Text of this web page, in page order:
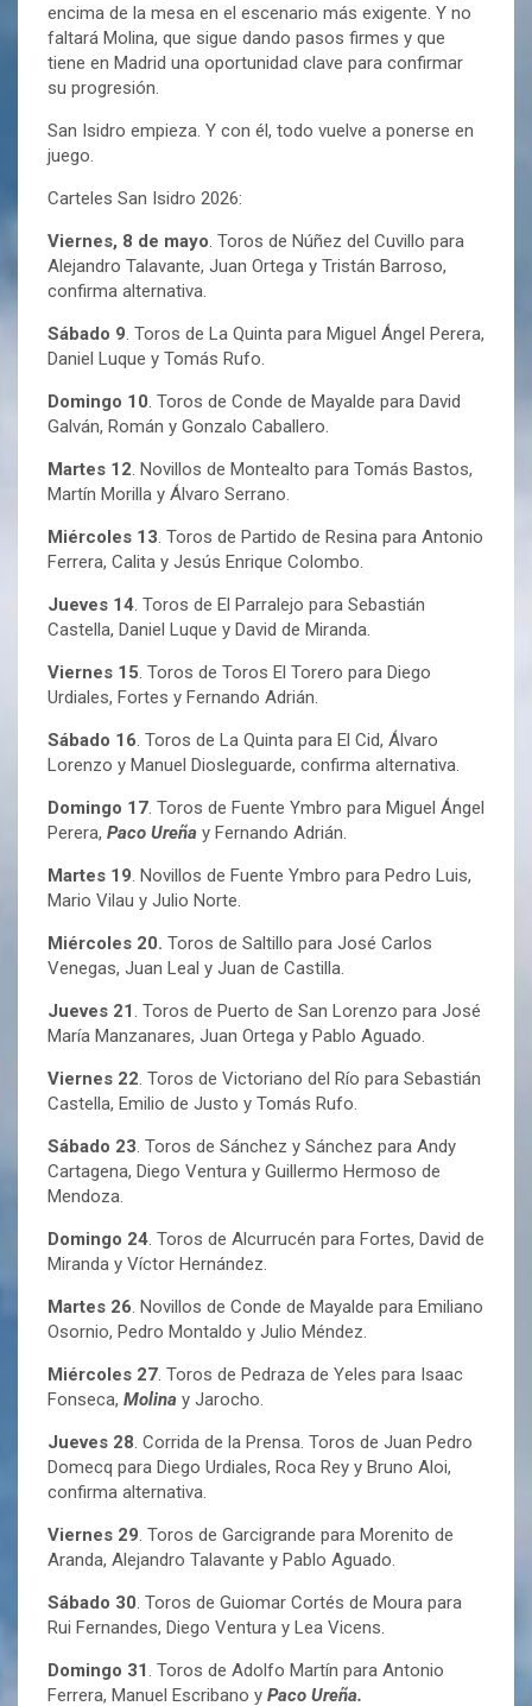
encima de la mesa en el escenario más exigente. Y no
faltará Molina, que sigue dando pasos firmes y que
tiene en Madrid una oportunidad clave para confirmar
su progresión.
San Isidro empieza. Y con él, todo vuelve a ponerse en
juego.
Carteles San Isidro 2026:
Viernes, 8 de mayo. Toros de Núñez del Cuvillo para
Alejandro Talavante, Juan Ortega y Tristán Barroso,
confirma alternativa.
Sábado 9. Toros de La Quinta para Miguel Ángel Perera,
Daniel Luque y Tomás Rufo.
Domingo 10. Toros de Conde de Mayalde para David
Galván, Román y Gonzalo Caballero.
Martes 12. Novillos de Montealto para Tomás Bastos,
Martín Morilla y Álvaro Serrano.
Miércoles 13. Toros de Partido de Resina para Antonio
Ferrera, Calita y Jesús Enrique Colombo.
Jueves 14. Toros de El Parralejo para Sebastián
Castella, Daniel Luque y David de Miranda.
Viernes 15. Toros de Toros El Torero para Diego
Urdiales, Fortes y Fernando Adrián.
Sábado 16. Toros de La Quinta para El Cid, Álvaro
Lorenzo y Manuel Diosleguarde, confirma alternativa.
Domingo 17. Toros de Fuente Ymbro para Miguel Ángel
Perera, Paco Ureña y Fernando Adrián.
Martes 19. Novillos de Fuente Ymbro para Pedro Luis,
Mario Vilau y Julio Norte.
Miércoles 20. Toros de Saltillo para José Carlos
Venegas, Juan Leal y Juan de Castilla.
Jueves 21. Toros de Puerto de San Lorenzo para José
María Manzanares, Juan Ortega y Pablo Aguado.
Viernes 22. Toros de Victoriano del Río para Sebastián
Castella, Emilio de Justo y Tomás Rufo.
Sábado 23. Toros de Sánchez y Sánchez para Andy
Cartagena, Diego Ventura y Guillermo Hermoso de
Mendoza.
Domingo 24. Toros de Alcurrucén para Fortes, David de
Miranda y Víctor Hernández.
Martes 26. Novillos de Conde de Mayalde para Emiliano
Osornio, Pedro Montaldo y Julio Méndez.
Miércoles 27. Toros de Pedraza de Yeles para Isaac
Fonseca, Molina y Jarocho.
Jueves 28. Corrida de la Prensa. Toros de Juan Pedro
Domecq para Diego Urdiales, Roca Rey y Bruno Aloi,
confirma alternativa.
Viernes 29. Toros de Garcigrande para Morenito de
Aranda, Alejandro Talavante y Pablo Aguado.
Sábado 30. Toros de Guiomar Cortés de Moura para
Rui Fernandes, Diego Ventura y Lea Vicens.
Domingo 31. Toros de Adolfo Martín para Antonio
Ferrera, Manuel Escribano y Paco Ureña.